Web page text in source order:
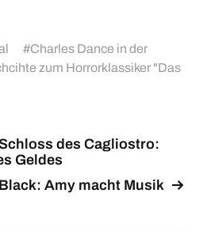
#Charles Dance in der
zum Horrorklassiker "Das
des Cagliostro:
Geldes
Amy macht Musik